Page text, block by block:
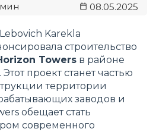
08.05.2025
Karekla
строительство
Towers в районе
проект станет частью
территории
заводов и
обещает стать
современного